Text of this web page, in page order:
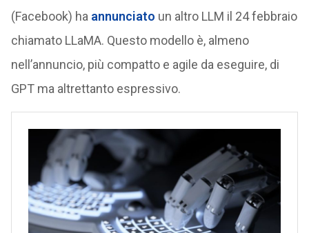
(Facebook) ha annunciato un altro LLM il 24 febbraio
chiamato LLaMA. Questo modello è, almeno
nell’annuncio, più compatto e agile da eseguire, di
GPT ma altrettanto espressivo.